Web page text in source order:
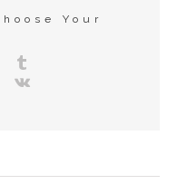
Your